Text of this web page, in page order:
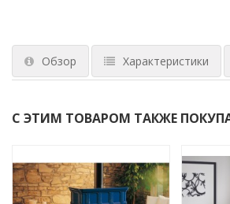
Обзор Характеристики
С ЭТИМ ТОВАРОМ ТАКЖЕ